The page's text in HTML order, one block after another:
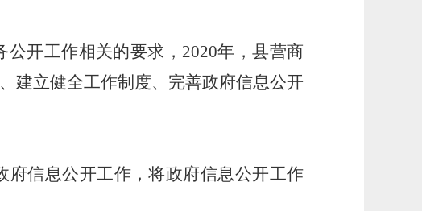
开工作相关的要求， 2020年，县营商
建立健全工作制度、完善政府信息公开
府信息公开工作，将政府信息公开工作